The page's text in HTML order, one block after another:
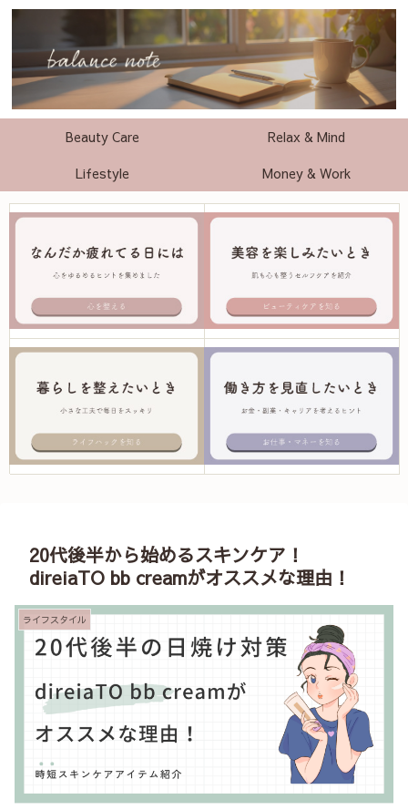
Beauty Care
Relax & Mind
Lifestyle
Money & Work
20代後半から始めるスキンケア！
direiaTO bb creamがオススメな理由！
ライフスタイル